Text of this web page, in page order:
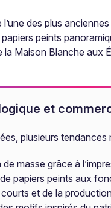
l’une des plus
peints
la Maison Blanche aux
et
plusieurs
masse grâce à
papiers peints aux
courts et de la